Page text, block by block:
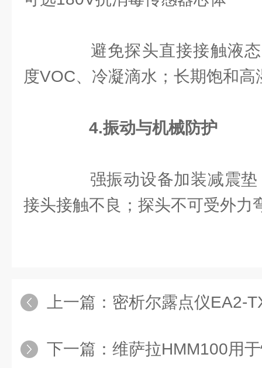
避免探头直接接触液态
度VOC、冷凝滴水；长期饱和高
4.振动与机械防护
强振动设备加装减震垫
接头接触不良；探头不可受外力
上一篇： 密析尔露点仪EA2-
下一篇： 维萨拉HMM100用